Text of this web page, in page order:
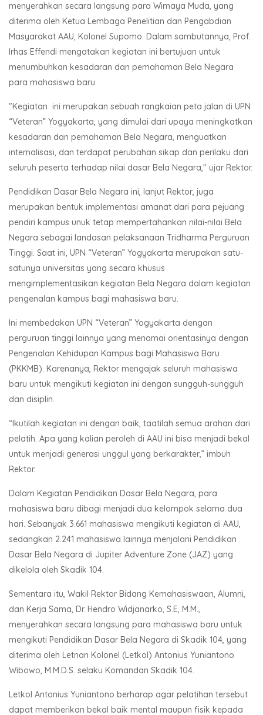
menyerahkan secara langsung para Wimaya Muda, yang
diterima oleh Ketua Lembaga Penelitian dan Pengabdian
Masyarakat AAU, Kolonel Supomo. Dalam sambutannya, Prof.
Irhas Effendi mengatakan kegiatan ini bertujuan untuk
menumbuhkan kesadaran dan pemahaman Bela Negara
para mahasiswa baru.
"Kegiatan ini merupakan sebuah rangkaian peta jalan di UPN
“Veteran” Yogyakarta, yang dimulai dari upaya meningkatkan
kesadaran dan pemahaman Bela Negara, menguatkan
internalisasi, dan terdapat perubahan sikap dan perilaku dari
seluruh peserta terhadap nilai dasar Bela Negara," ujar Rektor.
Pendidikan Dasar Bela Negara ini, lanjut Rektor, juga
merupakan bentuk implementasi amanat dari para pejuang
pendiri kampus unuk tetap mempertahankan nilai-nilai Bela
Negara sebagai landasan pelaksanaan Tridharma Perguruan
Tinggi. Saat ini, UPN “Veteran” Yogyakarta merupakan satu-
satunya universitas yang secara khusus
mengimplementasikan kegiatan Bela Negara dalam kegiatan
pengenalan kampus bagi mahasiswa baru.
Ini membedakan UPN “Veteran” Yogyakarta dengan
perguruan tinggi lainnya yang menamai orientasinya dengan
Pengenalan Kehidupan Kampus bagi Mahasiswa Baru
(PKKMB). Karenanya, Rektor mengajak seluruh mahasiswa
baru untuk mengikuti kegiatan ini dengan sungguh-sungguh
dan disiplin.
“Ikutilah kegiatan ini dengan baik, taatilah semua arahan dari
pelatih. Apa yang kalian peroleh di AAU ini bisa menjadi bekal
untuk menjadi generasi unggul yang berkarakter,” imbuh
Rektor.
Dalam Kegiatan Pendidikan Dasar Bela Negara, para
mahasiswa baru dibagi menjadi dua kelompok selama dua
hari. Sebanyak 3.661 mahasiswa mengikuti kegiatan di AAU,
sedangkan 2.241 mahasiswa lainnya menjalani Pendidikan
Dasar Bela Negara di Jupiter Adventure Zone (JAZ) yang
dikelola oleh Skadik 104.
Sementara itu, Wakil Rektor Bidang Kemahasiswaan, Alumni,
dan Kerja Sama, Dr. Hendro Widjanarko, S.E, M.M.,
menyerahkan secara langsung para mahasiswa baru untuk
mengikuti Pendidikan Dasar Bela Negara di Skadik 104, yang
diterima oleh Letnan Kolonel (Letkol) Antonius Yuniantono
Wibowo, M.M.D.S. selaku Komandan Skadik 104.
Letkol Antonius Yuniantono berharap agar pelatihan tersebut
dapat memberikan bekal baik mental maupun fisik kepada